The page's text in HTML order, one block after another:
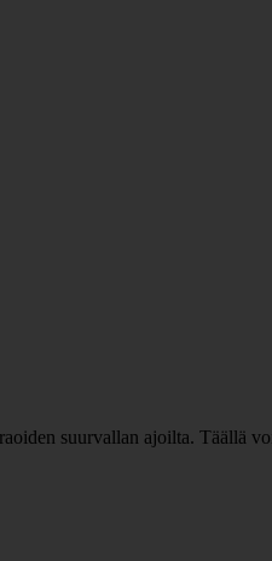
suurvallan ajoilta. Täällä